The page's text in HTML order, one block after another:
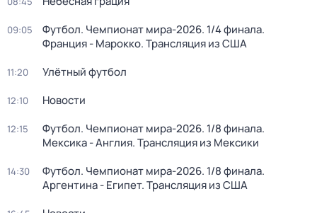
09:05
Футбол. Чемпионат мира-2026. 1/4 финала.
Франция - Марокко. Трансляция из США
11:20 Улётный футбол
12:10 Новости
12:15
Футбол. Чемпионат мира-2026. 1/8 финала.
Мексика - Англия. Трансляция из Мексики
14:30
Футбол. Чемпионат мира-2026. 1/8 финала.
Аргентина - Египет. Трансляция из США